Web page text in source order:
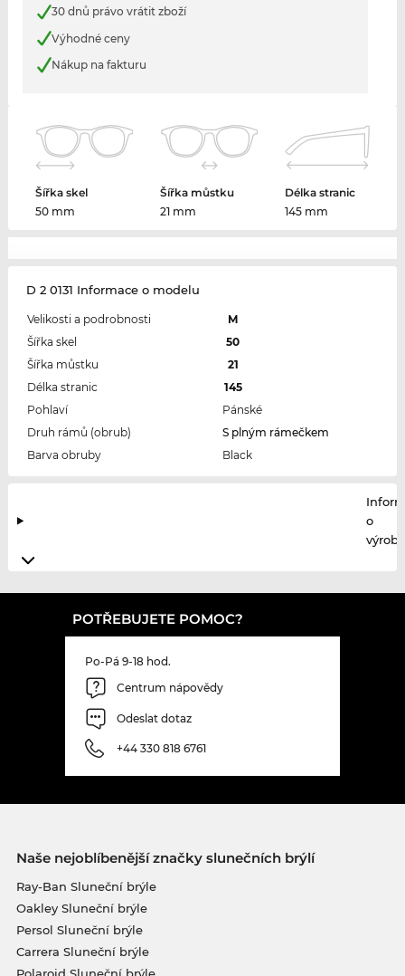
30 dnů právo vrátit zboží
Výhodné ceny
Nákup na fakturu
Šířka skel
50 mm
Šířka můstku
21 mm
Délka stranic
145 mm
D 2 0131 Informace o modelu
Velikosti a podrobnosti
M
Šířka skel
50
Šířka můstku
21
Délka stranic
145
Pohlaví
Pánské
Druh rámů (obrub)
S plným rámečkem
Barva obruby
Black
o
POTŘEBUJETE POMOC?
Po-Pá 9-18 hod.
Centrum nápovědy
Odeslat dotaz
+44 330 818 6761
Naše nejoblíbenější značky slunečních brýlí
Ray-Ban Sluneční brýle
Oakley Sluneční brýle
Persol Sluneční brýle
Carrera Sluneční brýle